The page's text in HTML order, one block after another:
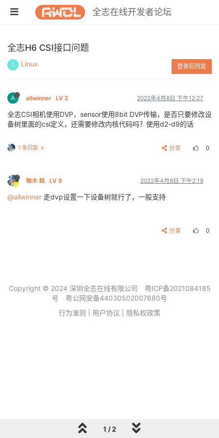
全志在线开发者论坛
全志H6 CSI接口问题
Linux 登录后回复
A allwinner LV 2 2022年4月8日 下午12:27
全志CSI相机使用DVP，sensor使用8bit DVP传输，是否只要修改设
备树里面的csi定义，还需要修改内核代码吗？使用d2-d9的话
1 条回复 分享 0
柚木 鉉 LV 9 2022年4月8日 下午2:19
@allwinner 走dvp设置一下设备树就行了，一般支持
分享 0
1 / 2
Copyright © 2024 深圳全志在线有限公司
粤ICP备2021084185
号
粤公网安备44030502007680号
行为准则
用户协议 隐私权政策